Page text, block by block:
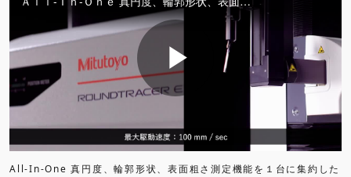
各種ダウンロード
アクセサリ・オプション
よくあるご質問
All-In-One 真円度、輪郭形状、表面粗さ測定機能を１台に集約した